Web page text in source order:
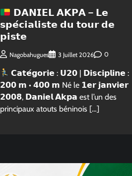
𝗗𝗔𝗡𝗜𝗘𝗟 𝗔𝗞𝗣𝗔 – 𝗟𝗲
𝘀𝗽𝗲́𝗰𝗶𝗮𝗹𝗶𝘀𝘁𝗲 𝗱𝘂 𝘁𝗼𝘂𝗿 𝗱𝗲
𝗽𝗶𝘀𝘁𝗲
Nagobahugues 3 Juillet 2026 0
𝗖𝗮𝘁𝗲́𝗴𝗼𝗿𝗶𝗲 : 𝗨𝟮𝟬 | 𝗗𝗶𝘀𝗰𝗶𝗽𝗹𝗶𝗻𝗲 :
𝟮𝟬𝟬 𝗺 • 𝟰𝟬𝟬 𝗺 Né le 𝟭𝗲𝗿 𝗷𝗮𝗻𝘃𝗶𝗲𝗿
𝟮𝟬𝟬𝟴, 𝗗𝗮𝗻𝗶𝗲𝗹 𝗔𝗸𝗽𝗮 est l’un des
principaux atouts béninois […]